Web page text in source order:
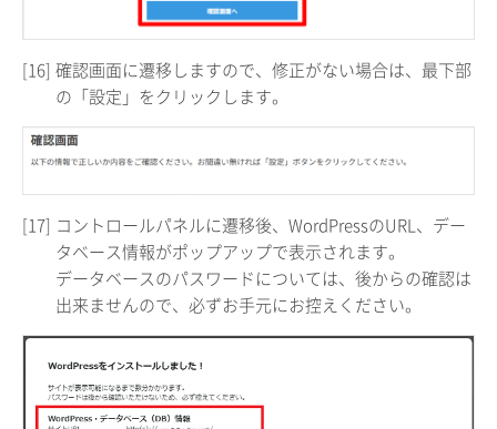
[16] 確認画面に遷移しますので、修正がない場合は、最下部
の「設定」をクリックします。
[17] コントロールパネルに遷移後、WordPressのURL、デー
タベース情報がポップアップで表示されます。
データベースのパスワードについては、後からの確認は
出来ませんので、必ずお手元にお控えください。